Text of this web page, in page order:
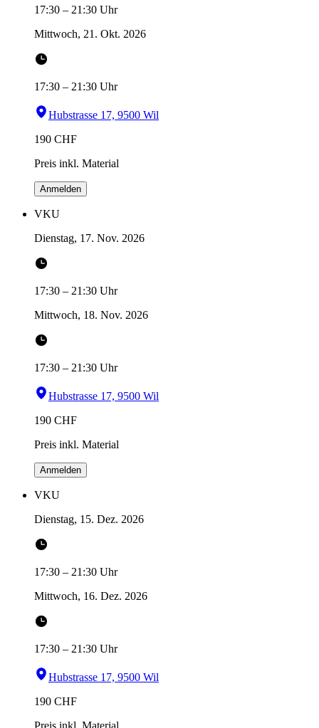
17:30 – 21:30 Uhr
Mittwoch, 21. Okt. 2026
17:30 – 21:30 Uhr
Hubstrasse 17, 9500 Wil
190 CHF
Preis inkl. Material
Anmelden
VKU
Dienstag, 17. Nov. 2026
17:30 – 21:30 Uhr
Mittwoch, 18. Nov. 2026
17:30 – 21:30 Uhr
Hubstrasse 17, 9500 Wil
190 CHF
Preis inkl. Material
Anmelden
VKU
Dienstag, 15. Dez. 2026
17:30 – 21:30 Uhr
Mittwoch, 16. Dez. 2026
17:30 – 21:30 Uhr
Hubstrasse 17, 9500 Wil
190 CHF
Preis inkl. Material